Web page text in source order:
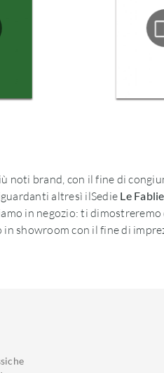
noti brand, con il fine di
altresì ilSedie Le
in negozio: ti
showroom con il fine di